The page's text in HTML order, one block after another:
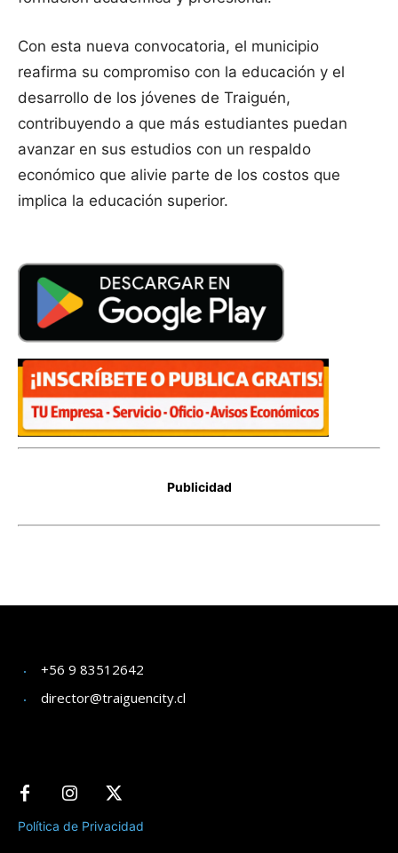
+56 9 83512642
director@traiguencity.cl
Política de Privacidad